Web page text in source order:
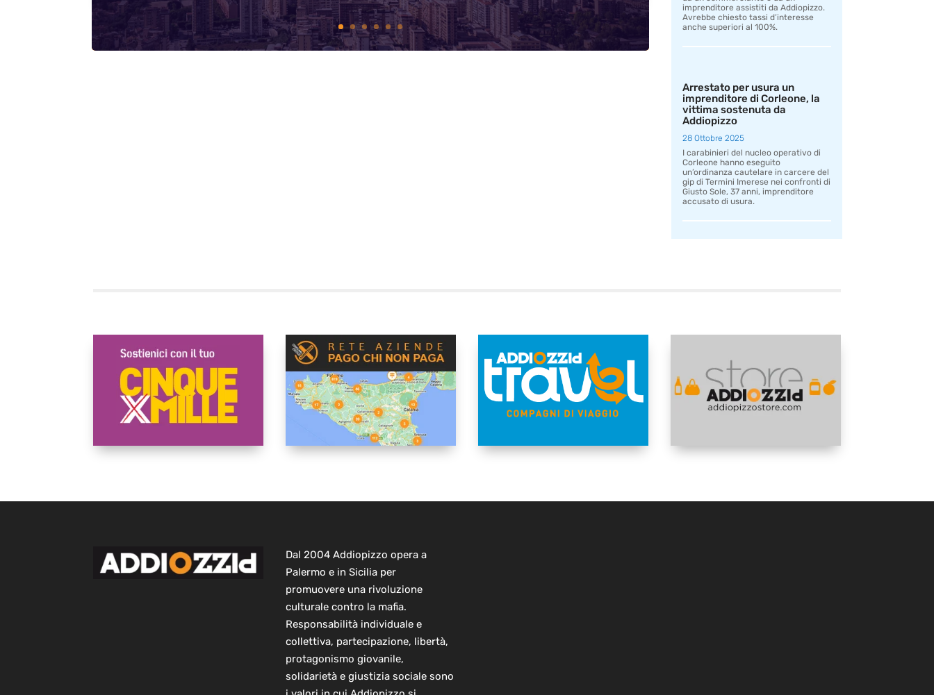
imprenditore assistiti da Addiopizzo.
Avrebbe chiesto tassi d’interesse
anche superiori al 100%.
Arrestato per usura un
imprenditore di Corleone, la
vittima sostenuta da
Addiopizzo
28 Ottobre 2025
I carabinieri del nucleo operativo di
Corleone hanno eseguito
un’ordinanza cautelare in carcere del
gip di Termini Imerese nei confronti di
Giusto Sole, 37 anni, imprenditore
accusato di usura.
Dal 2004 Addiopizzo opera a
Palermo e in Sicilia per
promuovere una rivoluzione
culturale contro la mafia.
Responsabilità individuale e
collettiva, partecipazione, libertà,
protagonismo giovanile,
solidarietà e giustizia sociale sono